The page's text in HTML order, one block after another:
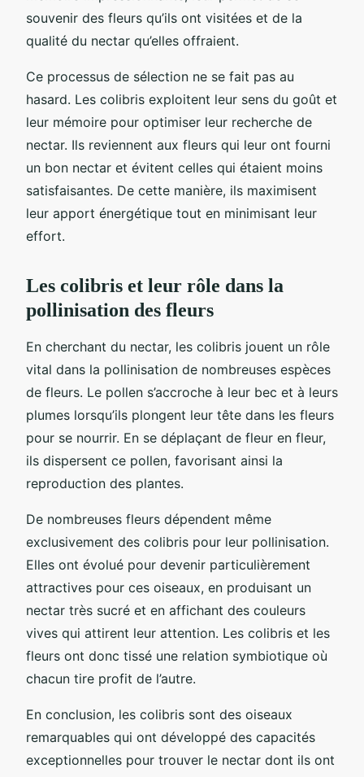
souvenir des fleurs qu’ils ont visitées et de la
qualité du nectar qu’elles offraient.
Ce processus de sélection ne se fait pas au
hasard. Les colibris exploitent leur sens du goût et
leur mémoire pour optimiser leur recherche de
nectar. Ils reviennent aux fleurs qui leur ont fourni
un bon nectar et évitent celles qui étaient moins
satisfaisantes. De cette manière, ils maximisent
leur apport énergétique tout en minimisant leur
effort.
Les colibris et leur rôle dans la
pollinisation des fleurs
En cherchant du nectar, les colibris jouent un rôle
vital dans la pollinisation de nombreuses espèces
de fleurs. Le pollen s’accroche à leur bec et à leurs
plumes lorsqu’ils plongent leur tête dans les fleurs
pour se nourrir. En se déplaçant de fleur en fleur,
ils dispersent ce pollen, favorisant ainsi la
reproduction des plantes.
De nombreuses fleurs dépendent même
exclusivement des colibris pour leur pollinisation.
Elles ont évolué pour devenir particulièrement
attractives pour ces oiseaux, en produisant un
nectar très sucré et en affichant des couleurs
vives qui attirent leur attention. Les colibris et les
fleurs ont donc tissé une relation symbiotique où
chacun tire profit de l’autre.
En conclusion, les colibris sont des oiseaux
remarquables qui ont développé des capacités
exceptionnelles pour trouver le nectar dont ils ont